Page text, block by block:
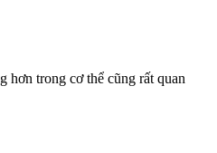
hơn trong cơ thể cũng rất quan